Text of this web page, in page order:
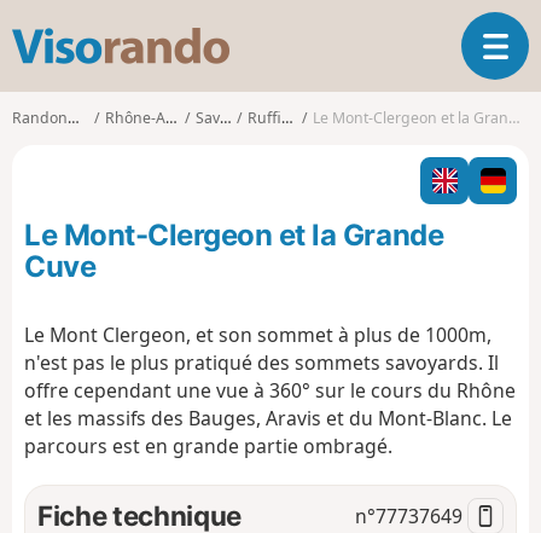
s
o
O
u
i
r
l
g
a
t
n
Randonnées Rhône-Alpes Savoie Ruffieux Le Mont-Clergeon et la Grande Cuve
Le Mont-Clergeon et la Grande
Cuve
Le Mont Clergeon, et son sommet à plus de 1000m,
n'est pas le plus pratiqué des sommets savoyards. Il
offre cependant une vue à 360° sur le cours du Rhône
et les massifs des Bauges, Aravis et du Mont-Blanc. Le
parcours est en grande partie ombragé.
Fiche technique n°77737649